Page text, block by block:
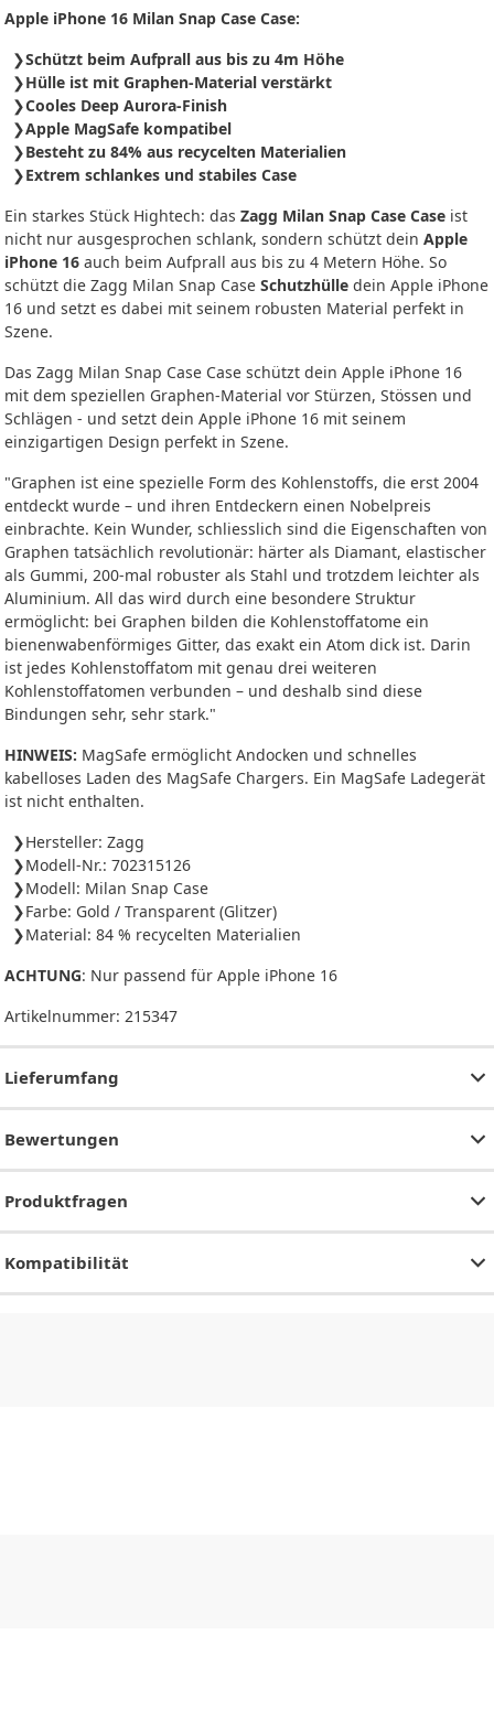
Apple iPhone 16 Milan Snap Case Case:
Schützt beim Aufprall aus bis zu 4m Höhe
Hülle ist mit Graphen-Material verstärkt
Cooles Deep Aurora-Finish
Apple MagSafe kompatibel
Besteht zu 84% aus recycelten Materialien
Extrem schlankes und stabiles Case
Ein starkes Stück Hightech: das Zagg Milan Snap Case Case ist
nicht nur ausgesprochen schlank, sondern schützt dein Apple
iPhone 16 auch beim Aufprall aus bis zu 4 Metern Höhe. So
schützt die Zagg Milan Snap Case Schutzhülle dein Apple iPhone
16 und setzt es dabei mit seinem robusten Material perfekt in
Szene.
Das Zagg Milan Snap Case Case schützt dein Apple iPhone 16
mit dem speziellen Graphen-Material vor Stürzen, Stössen und
Schlägen - und setzt dein Apple iPhone 16 mit seinem
einzigartigen Design perfekt in Szene.
"Graphen ist eine spezielle Form des Kohlenstoffs, die erst 2004
entdeckt wurde – und ihren Entdeckern einen Nobelpreis
einbrachte. Kein Wunder, schliesslich sind die Eigenschaften von
Graphen tatsächlich revolutionär: härter als Diamant, elastischer
als Gummi, 200-mal robuster als Stahl und trotzdem leichter als
Aluminium. All das wird durch eine besondere Struktur
ermöglicht: bei Graphen bilden die Kohlenstoffatome ein
bienenwabenförmiges Gitter, das exakt ein Atom dick ist. Darin
ist jedes Kohlenstoffatom mit genau drei weiteren
Kohlenstoffatomen verbunden – und deshalb sind diese
Bindungen sehr, sehr stark."
HINWEIS: MagSafe ermöglicht Andocken und schnelles
kabelloses Laden des MagSafe Chargers. Ein MagSafe Ladegerät
ist nicht enthalten.
Hersteller: Zagg
Modell-Nr.: 702315126
Modell: Milan Snap Case
Farbe: Gold / Transparent (Glitzer)
Material: 84 % recycelten Materialien
ACHTUNG: Nur passend für Apple iPhone 16
Artikelnummer: 215347
Lieferumfang
Bewertungen
Produktfragen
Kompatibilität